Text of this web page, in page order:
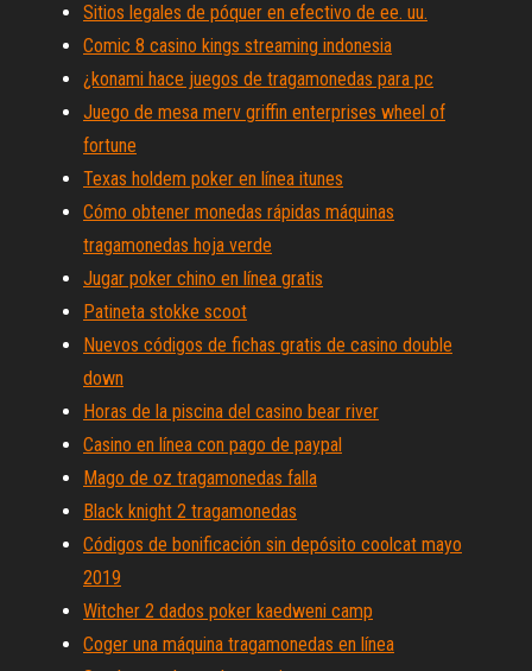
Sitios legales de póquer en efectivo de ee. uu.
Comic 8 casino kings streaming indonesia
¿konami hace juegos de tragamonedas para pc
Juego de mesa merv griffin enterprises wheel of
fortune
Texas holdem poker en línea itunes
Cómo obtener monedas rápidas máquinas
tragamonedas hoja verde
Jugar poker chino en línea gratis
Patineta stokke scoot
Nuevos códigos de fichas gratis de casino double
down
Horas de la piscina del casino bear river
Casino en línea con pago de paypal
Mago de oz tragamonedas falla
Black knight 2 tragamonedas
Códigos de bonificación sin depósito coolcat mayo
2019
Witcher 2 dados poker kaedweni camp
Coger una máquina tragamonedas en línea